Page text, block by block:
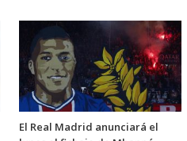
El Real Madrid anunciará el